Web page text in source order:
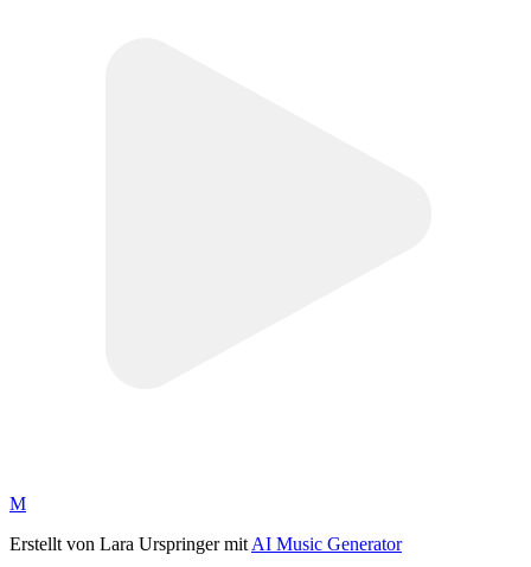
M
Erstellt von Lara Urspringer mit AI Music Generator